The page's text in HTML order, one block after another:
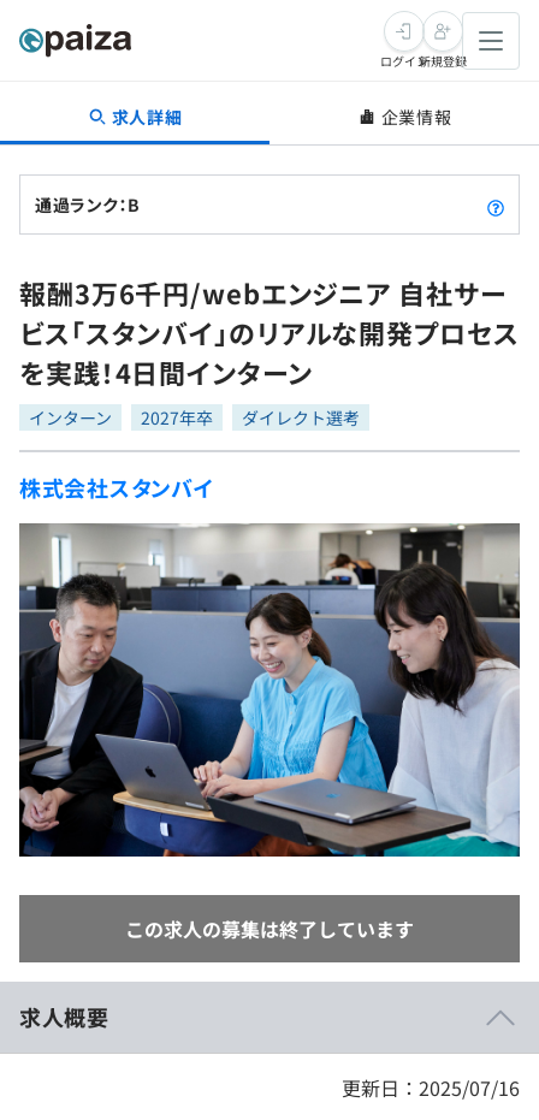
転職・キャリア
転職成功ガイド
転職エージェント
インタビュー
転職成功ガイド
新卒就活
求人検索
本選考
インターン
新卒エージェント
イベント・セミナー
インタビュー
就活成功ガイド
学習
問題集
4択課題
ナレッジ
リファレンス
プラン
個人向けプラン
法人向けプラン
学校向けプラン
プログラミング言語
評価結果一覧
再チャレンジ結果一覧
ゲーム・マンガ
Tech Team Journal
paiza times
note
paizaとは？
ログイン新規登録
求人詳細 企業情報
通過ランク：B
報酬3万6千円/webエンジニア 自社サー
ビス「スタンバイ」のリアルな開発プロセス
を実践！4日間インターン
インターン 2027年卒 ダイレクト選考
株式会社スタンバイ
この求人の募集は終了しています
求人概要
更新日：2025/07/16